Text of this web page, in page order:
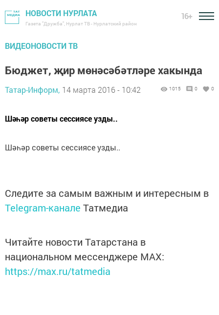
НОВОСТИ НУРЛАТА
Газета "Дружба", Нурлат ТВ - Нурлатский район
16+
ВИДЕОНОВОСТИ ТВ
Бюджет, җир мөнәсәбәтләре хакында
Татар-Информ, 14 марта 2016 - 10:42 1015 0 0
Шәһәр советы сессиясе узды..
Шәһәр советы сессиясе узды..
Следите за самым важным и интересным в
Telegram-канале Татмедиа
Читайте новости Татарстана в
национальном мессенджере MАХ:
https://max.ru/tatmedia